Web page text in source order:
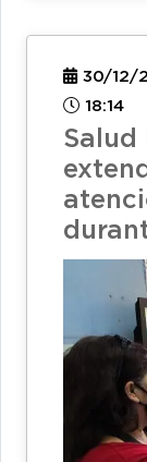
30/12/
18:14
Salud